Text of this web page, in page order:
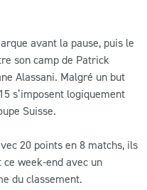
avant la pause, puis le
son camp de Patrick
Alassani. Malgré un but
s’imposent logiquement
Suisse.
20 points en 8 matchs, ils
week-end avec un
du classement.